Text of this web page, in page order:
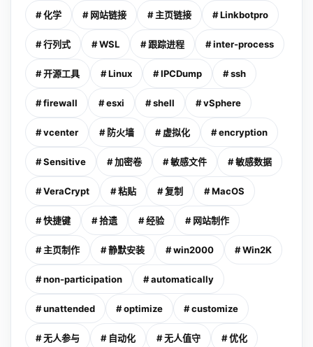
# 化学 # 网站链接 # 主页链接 # Linkbotpro
# 行列式 # WSL # 跟踪进程 # inter-process
# 开源工具 # Linux # IPCDump # ssh
# firewall # esxi # shell # vSphere
# vcenter # 防火墙 # 虚拟化 # encryption
# Sensitive # 加密卷 # 敏感文件 # 敏感数据
# VeraCrypt # 粘贴 # 复制 # MacOS
# 快捷键 # 拾遗 # 经验 # 网站制作
# 主页制作 # 静默安装 # win2000 # Win2K
# non-participation # automatically
# unattended # optimize # customize
# 无人参与 # 自动化 # 无人值守 # 优化